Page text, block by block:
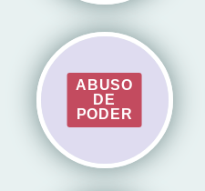
ABUSO
DE
PODER